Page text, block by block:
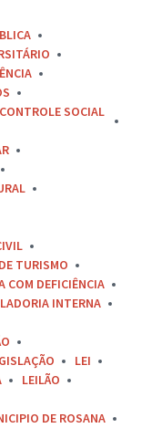
SOCIAL
TURISMO
COM DEFICIÊNCIA
INTERNA
LEI
LEILÃO
DE ROSANA